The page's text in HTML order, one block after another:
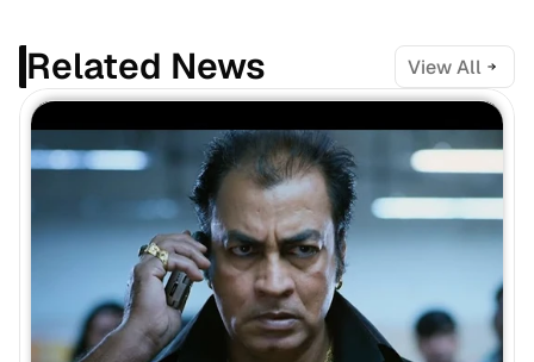
Related News View All